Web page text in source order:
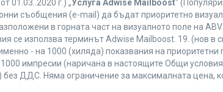
01.03..2020 г.) „Услуга Adwise Mailboost“
съобщения (e-mail) да бъдат приоритетно
в горната част на визуалното поле на
се използва терминът Adwise Mailboost. 19. (нов в
- на 1000 (хиляда) показвания на
импресии (наричана в настоящите Общи
без ДДС. Няма ограничение за максималната цена,